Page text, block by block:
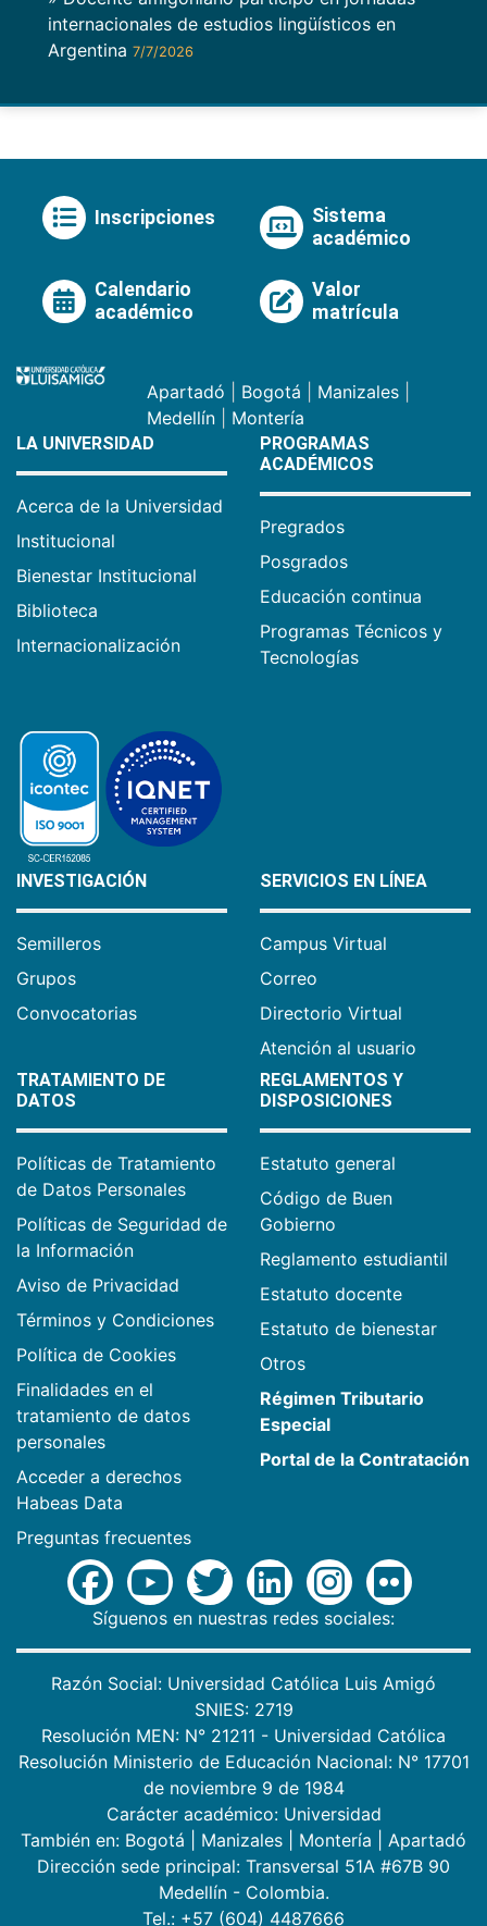
internacionales de estudios lingüísticos en
Argentina 7/7/2026
Inscripciones
Sistema
académico
Calendario
académico
Valor
matrícula
Apartadó Bogotá Manizales
Medellín
Montería
LA UNIVERSIDAD
Acerca de la Universidad
Institucional
Bienestar Institucional
Biblioteca
Internacionalización
PROGRAMAS
ACADÉMICOS
Pregrados
Posgrados
Educación continua
Programas Técnicos y
Tecnologías
INVESTIGACIÓN
Semilleros
Grupos
Convocatorias
SERVICIOS EN LÍNEA
Campus Virtual
Correo
Directorio Virtual
Atención al usuario
TRATAMIENTO DE
DATOS
Políticas de Tratamiento
de Datos Personales
Políticas de Seguridad de
la Información
Aviso de Privacidad
Términos y Condiciones
Política de Cookies
Finalidades en el
tratamiento de datos
personales
Acceder a derechos
Habeas Data
Preguntas frecuentes
REGLAMENTOS Y
DISPOSICIONES
Estatuto general
Código de Buen
Gobierno
Reglamento estudiantil
Estatuto docente
Estatuto de bienestar
Otros
Régimen Tributario
Especial
Portal de la Contratación
Síguenos en nuestras redes sociales:
Razón Social: Universidad Católica Luis Amigó
SNIES: 2719
Resolución MEN: N° 21211 - Universidad Católica
Resolución Ministerio de Educación Nacional: N° 17701
de noviembre 9 de 1984
Carácter académico: Universidad
También en: Bogotá Manizales Montería
Apartadó
Dirección sede principal: Transversal 51A #67B 90
Medellín - Colombia.
Tel.: +57 (604) 4487666